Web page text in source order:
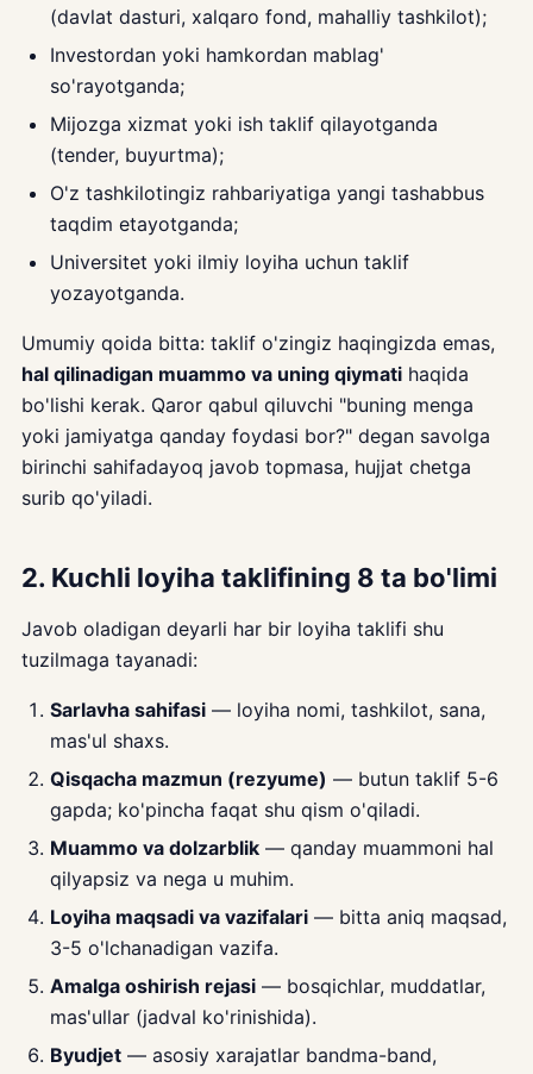
(davlat dasturi, xalqaro fond, mahalliy tashkilot);
Investordan yoki hamkordan mablag'
so'rayotganda;
Mijozga xizmat yoki ish taklif qilayotganda
(tender, buyurtma);
O'z tashkilotingiz rahbariyatiga yangi tashabbus
taqdim etayotganda;
Universitet yoki ilmiy loyiha uchun taklif
yozayotganda.
Umumiy qoida bitta: taklif o'zingiz haqingizda emas,
hal qilinadigan muammo va uning qiymati haqida
bo'lishi kerak. Qaror qabul qiluvchi "buning menga
yoki jamiyatga qanday foydasi bor?" degan savolga
birinchi sahifadayoq javob topmasa, hujjat chetga
surib qo'yiladi.
2. Kuchli loyiha taklifining 8 ta bo'limi
Javob oladigan deyarli har bir loyiha taklifi shu
tuzilmaga tayanadi:
Sarlavha sahifasi — loyiha nomi, tashkilot, sana,
mas'ul shaxs.
Qisqacha mazmun (rezyume) — butun taklif 5-6
gapda; ko'pincha faqat shu qism o'qiladi.
Muammo va dolzarblik — qanday muammoni hal
qilyapsiz va nega u muhim.
Loyiha maqsadi va vazifalari — bitta aniq maqsad,
3-5 o'lchanadigan vazifa.
Amalga oshirish rejasi — bosqichlar, muddatlar,
mas'ullar (jadval ko'rinishida).
Byudjet — asosiy xarajatlar bandma-band,